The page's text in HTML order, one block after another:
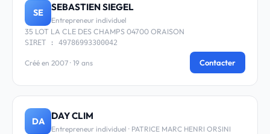
SE SEBASTIEN SIEGEL
Entrepreneur individuel
35 LOT LA CLE DES CHAMPS 04700 ORAISON
SIRET : 49786993300042
Créé en 2007 · 19 ans Contacter
DA DAY CLIM
Entrepreneur individuel · PATRICE MARC HENRI ORSINI